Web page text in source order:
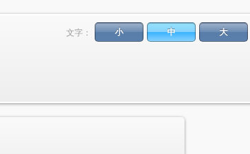
文字： 小 中 大